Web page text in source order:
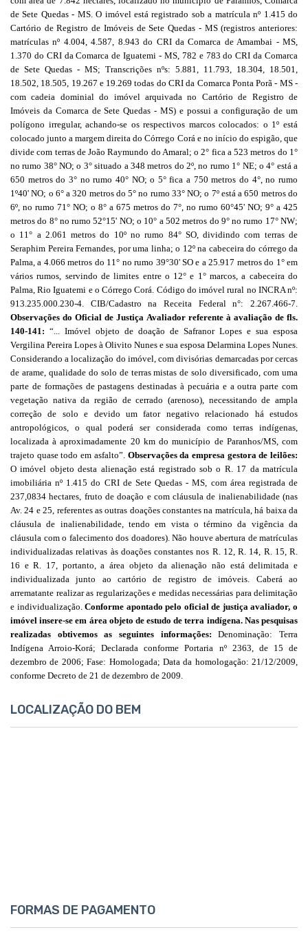
de Sete Quedas - MS. O imóvel está registrado sob a matrícula nº 1.415 do
Cartório de Registro de Imóveis de Sete Quedas - MS (registros anteriores:
matrículas nº 4.004, 4.587, 8.943 do CRI da Comarca de Amambai - MS,
1.370 do CRI da Comarca de Iguatemi - MS, 782 e 783 do CRI da Comarca
de Sete Quedas - MS; Transcrições nºs: 5.881, 11.793, 18.304, 18.501,
18.502, 18.505, 19.267 e 19.269 todas do CRI da Comarca Ponta Porã - MS -
com cadeia dominial do imóvel arquivada no Cartório de Registro de
Imóveis da Comarca de Sete Quedas - MS) e possui a configuração de um
polígono irregular, achando-se os respectivos marcos colocados: o 1º está
colocado junto a margem direita do Córrego Corá e no início do espigão, que
divide com terras de João Raymundo do Amaral; o 2° fica a 523 metros do 1°
no rumo 38° NO; o 3° situado a 348 metros do 2º, no rumo 1° NE; o 4° está a
650 metros do 3° no rumo 40° NO; o 5° fica a 750 metros do 4°, no rumo
1º40' NO; o 6° a 320 metros do 5° no rumo 33° NO; o 7º está a 650 metros do
6º, no rumo 71° NO; o 8° a 675 metros do 7°, no rumo 60°45' NO; 9° a 425
metros do 8° no rumo 52°15' NO; o 10° a 502 metros do 9° no rumo 17° NW;
o 11° a 2.061 metros do 10º no rumo 84° SO, dividindo com terras de
Seraphim Pereira Fernandes, por uma linha; o 12º na cabeceira do córrego da
Palma, a 4.066 metros do 11° no rumo 39°30' SO e a 25.917 metros do 1° em
vários rumos, servindo de limites entre o 12° e 1° marcos, a cabeceira do
Palma, Rio Iguatemi e o Córrego Corá. Código do imóvel rural no INCRA nº:
913.235.000.230-4. CIB/Cadastro na Receita Federal n°: 2.267.466-7.
Observações do Oficial de Justiça Avaliador referente à avaliação de fls.
140-141: “... Imóvel objeto de doação de Safranor Lopes e sua esposa
Vergilina Pereira Lopes à Olivito Nunes e sua esposa Delarmina Lopes Nunes.
Considerando a localização do imóvel, com divisórias demarcadas por cercas
de arame, qualidade do solo de terras mistas de solo diversificado, com uma
parte de formações de pastagens destinadas à pecuária e a outra parte com
vegetação nativa da região de cerrado (arenoso), necessitando de ampla
correção de solo e devido um fator negativo relacionado há estudos
antropológicos, o qual poderá ser considerada como terras indígenas,
localizada à aproximadamente 20 km do município de Paranhos/MS, com
trajeto quase todo em asfalto”. Observações da empresa gestora de leilões:
O imóvel objeto desta alienação está registrado sob o R. 17 da matrícula
imobiliária nº 1.415 do CRI de Sete Quedas - MS, com área registrada de
237,0834 hectares, fruto de doação e com cláusula de inalienabilidade (nas
Av. 24 e 25, referentes as outras doações constantes na matrícula, há baixa da
cláusula de inalienabilidade, tendo em vista o término da vigência da
cláusula com o falecimento dos doadores). Não houve abertura de matrículas
individualizadas relativas às doações constantes nos R. 12, R. 14, R. 15, R.
16 e R. 17, portanto, a área objeto da alienação não está delimitada e
individualizada junto ao cartório de registro de imóveis. Caberá ao
arrematante realizar as regularizações e medidas necessárias para delimitação
e individualização.Conforme apontado pelo oficial de justiça avaliador, o
imóvel insere-se em área objeto de estudo de terra indígena. Nas pesquisas
realizadas obtivemos as seguintes informações:Denominação: Terra
Indígena Arroio-Korá; Declarada conforme Portaria nº 2363, de 15 de
dezembro de 2006; Fase: Homologada; Data da homologação: 21/12/2009,
conforme Decreto de 21 de dezembro de 2009.
LOCALIZAÇÃO DO BEM
FORMAS DE PAGAMENTO